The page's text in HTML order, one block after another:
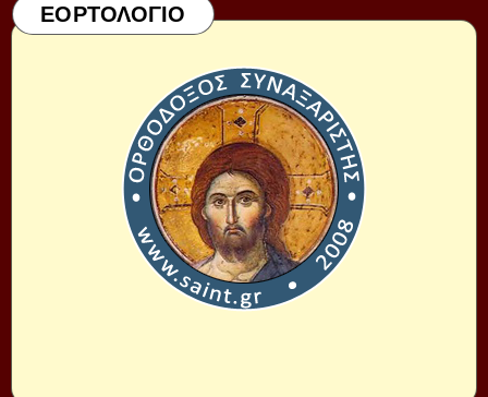
ΕΟΡΤΟΛΟΓΙΟ